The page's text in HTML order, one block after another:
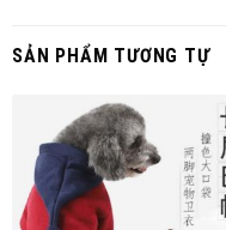
SẢN PHẨM TƯƠNG TỰ